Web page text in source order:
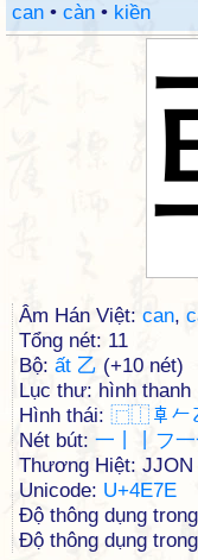
can • càn • kiền
Âm Hán Việt: can,
Tổng nét: 11
Bộ: ất 乙 (+10 nét)
Lục thư: hình thanh
Hình thái: ⿸⿰ 𠦝 𠂉
Nét bút: 一丨丨フ
Thương Hiệt: JJON
Unicode: U+4E7E
Độ thông dụng
Độ thông dụng